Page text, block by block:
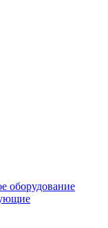
оборудование